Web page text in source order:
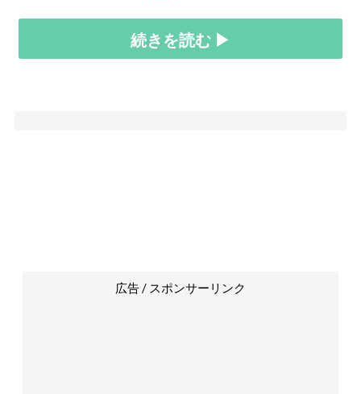
続きを読む ▶
広告 / スポンサーリンク